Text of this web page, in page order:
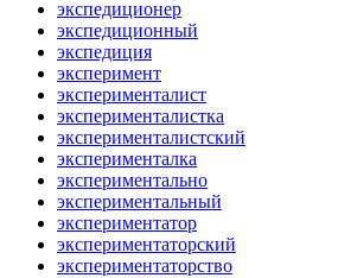
экспедиционер
экспедиционный
экспедиция
эксперимент
эксперименталист
эксперименталистка
эксперименталистский
эксперименталка
экспериментально
экспериментальный
экспериментатор
экспериментаторский
экспериментаторство